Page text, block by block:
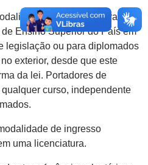
de ingresso para
Ensino Superior do País em
legislação ou para diplomados
exterior, desde que este
da lei. Portadores de
curso, independente
de ingresso
uma licenciatura.